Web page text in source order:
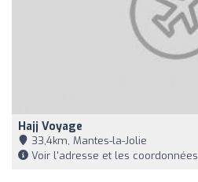
Hajj Voyage
33,4km, Mantes-la-Jolie
Voir l'adresse et les coordonnées